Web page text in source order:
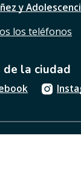
y
los teléfonos
de la ciudad